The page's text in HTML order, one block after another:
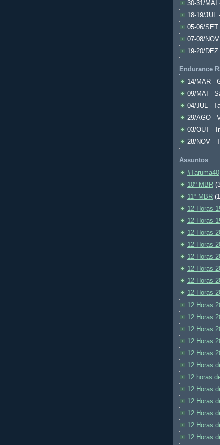
30-31/MAI
18-19/JUL
05-06/
07-08/
19-20/
Endurance
14/MAR -
09/MAI -
04/JUL -
29/AGO -
03/OUT -
28/NOV -
Assuntos
#Taruma40
10º MBR
11º MBR
12 Horas
12 Horas
12 Horas
12 Horas
12 Horas
12 Horas
12 Horas
12 Horas
12 Horas
12 Horas
12 Horas
12 Horas
12 Horas
12 Horas
12 horas
12 Horas
12 Horas
12 Horas
12 Horas
12 Horas